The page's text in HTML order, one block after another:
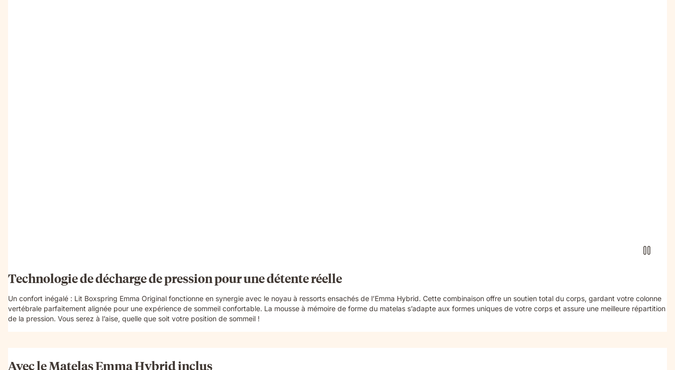
Technologie de décharge de pression pour une détente réelle
Un confort inégalé : Lit Boxspring Emma Original fonctionne en synergie avec le noyau à ressorts ensachés de l’Emma Hybrid. Cette combinaison offre un soutien total du corps, gardant votre colonne
vertébrale parfaitement alignée pour une expérience de sommeil confortable. La mousse à mémoire de forme du matelas s’adapte aux formes uniques de votre corps et assure une meilleure répartition
de la pression. Vous serez à l’aise, quelle que soit votre position de sommeil !
Avec le Matelas Emma Hybrid inclus